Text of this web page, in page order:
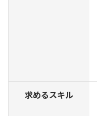
求めるスキル